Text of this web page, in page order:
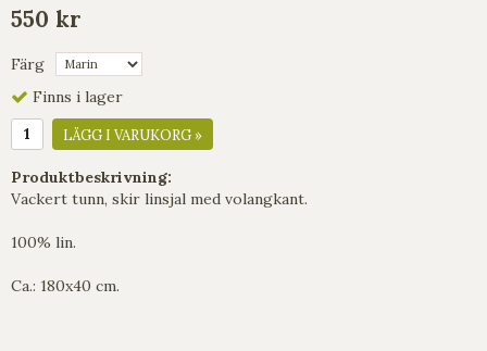
550 kr
Färg
Finns i lager
LÄGG I VARUKORG »
Produktbeskrivning:
Vackert tunn, skir linsjal med volangkant.
100% lin.
Ca.: 180x40 cm.